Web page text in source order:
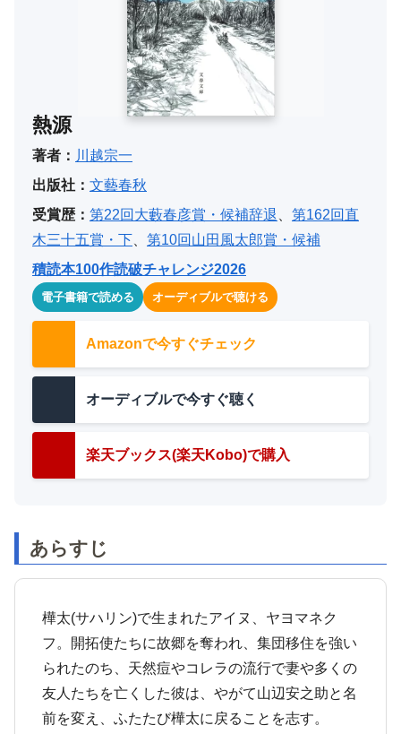
熱源
著者： 川越宗一
出版社： 文藝春秋
受賞歴： 第22回大藪春彦賞・候補辞退
第162回直
木三十五賞・下
第10回山田風太郎賞・候補
積読本100作読破チャレンジ2026
電子書籍で読める オーディブルで聴ける
Amazonで今すぐチェック
オーディブルで今すぐ聴く
楽天ブックス(楽天Kobo)で購入
あらすじ
樺太(サハリン)で生まれたアイヌ、ヤヨマネク
フ。開拓使たちに故郷を奪われ、集団移住を強い
られたのち、天然痘やコレラの流行で妻や多くの
友人たちを亡くした彼は、やがて山辺安之助と名
前を変え、ふたたび樺太に戻ることを志す。